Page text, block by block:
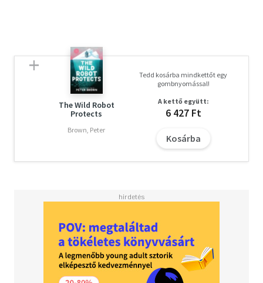
Chronicles of Narnia.
Olvasd el mások véleményét is!
The Wild Robot
Protects
Brown, Peter
Tedd kosárba mindkettőt egy
gombnyomással!
A kettő együtt:
6 427 Ft
Kosárba